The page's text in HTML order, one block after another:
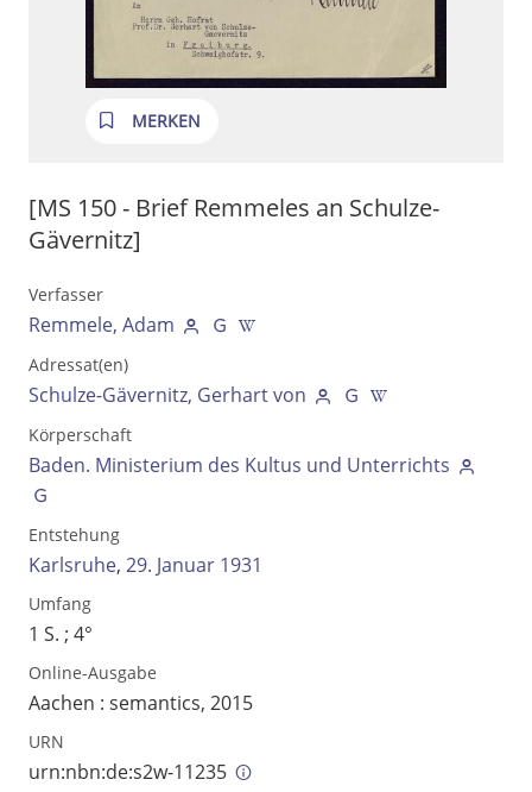
Volltext und Inhaltsverzeichnis
Suchbegriff
MERKEN
[MS 150 - Brief Remmeles an Schulze-
Gävernitz]
Verfasser
Remmele, Adam
Adressat(en)
Schulze-Gävernitz, Gerhart von
Körperschaft
Baden. Ministerium des Kultus und Unterrichts
Entstehung
Karlsruhe, 29. Januar 1931
Umfang
1 S. ; 4°
Online-Ausgabe
Aachen : semantics, 2015
URN
urn:nbn:de:s2w-11235